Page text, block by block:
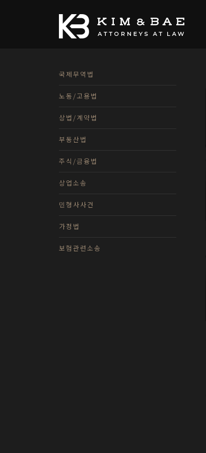
국제무역법
노동/고용법
상법/계약법
부동산법
주식/금융법
상업소송
민형사사건
가정법
보험관련소송